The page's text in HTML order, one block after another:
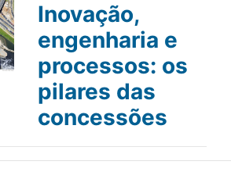
Inovação,
engenharia e
processos: os
pilares das
concessões